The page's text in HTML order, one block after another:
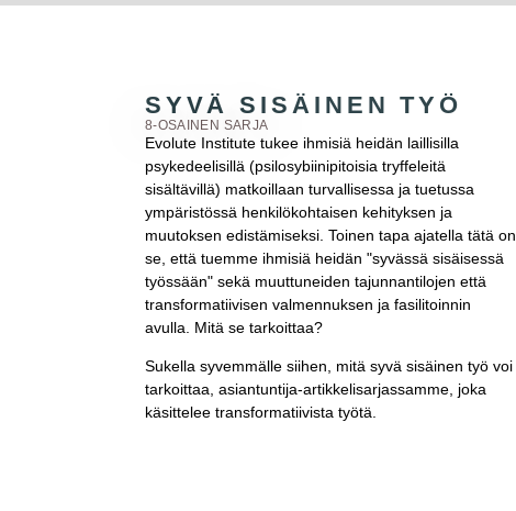
SYVÄ SISÄINEN TYÖ
8-OSAINEN SARJA
Evolute Institute tukee ihmisiä heidän laillisilla
psykedeelisillä (psilosybiinipitoisia tryffeleitä
sisältävillä) matkoillaan turvallisessa ja tuetussa
ympäristössä henkilökohtaisen kehityksen ja
muutoksen edistämiseksi. Toinen tapa ajatella tätä on
se, että tuemme ihmisiä heidän "syvässä sisäisessä
työssään" sekä muuttuneiden tajunnantilojen että
transformatiivisen valmennuksen ja fasilitoinnin
avulla. Mitä se tarkoittaa?
Sukella syvemmälle siihen, mitä syvä sisäinen työ voi
tarkoittaa, asiantuntija-artikkelisarjassamme, joka
käsittelee transformatiivista työtä.